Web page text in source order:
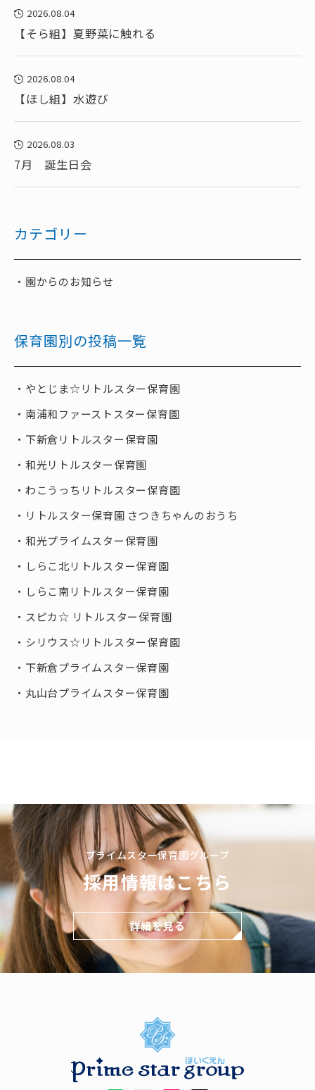
2026.08.04
【そら組】夏野菜に触れる
2026.08.04
【ほし組】水遊び
2026.08.03
7月 誕生日会
カテゴリー
園からのお知らせ
保育園別の投稿一覧
やとじま☆リトルスター保育園
南浦和ファーストスター保育園
下新倉リトルスター保育園
和光リトルスター保育園
わこうっちリトルスター保育園
リトルスター保育園 さつきちゃんのおうち
和光プライムスター保育園
しらこ北リトルスター保育園
しらこ南リトルスター保育園
スピカ☆ リトルスター保育園
シリウス☆リトルスター保育園
下新倉プライムスター保育園
丸山台プライムスター保育園
プライムスター保育園グループ
採用情報はこちら
詳細を見る